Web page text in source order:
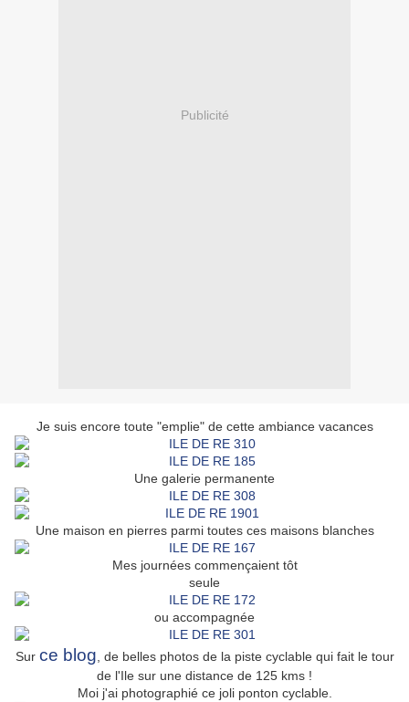
Publicité
Je suis encore toute "emplie" de cette ambiance vacances
Une galerie permanente
Une maison en pierres parmi toutes ces maisons blanches
Mes journées commençaient tôt
seule
ou accompagnée
Sur ce blog , de belles photos de la piste cyclable qui fait le tour
de l'Ile sur une distance de 125 kms !
Moi j'ai photographié ce joli ponton cyclable.